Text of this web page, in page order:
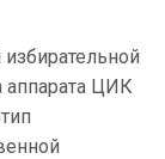
аппарата ЦИК